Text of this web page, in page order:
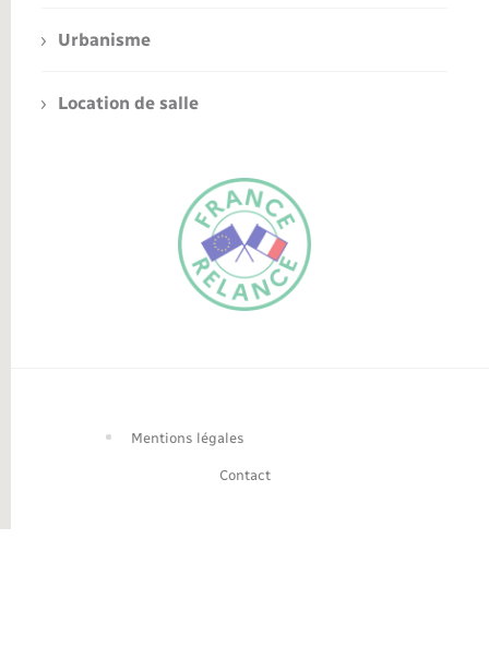
Urbanisme
Location de salle
Mentions légales
Contact